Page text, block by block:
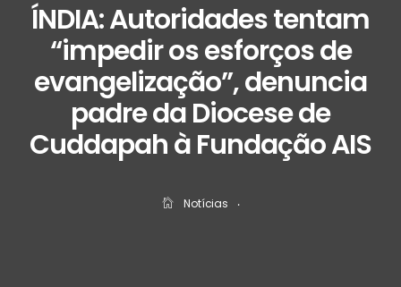
ÍNDIA: Autoridades tentam
“impedir os esforços de
evangelização”, denuncia
padre da Diocese de
Cuddapah à Fundação AIS
Notícias ‧